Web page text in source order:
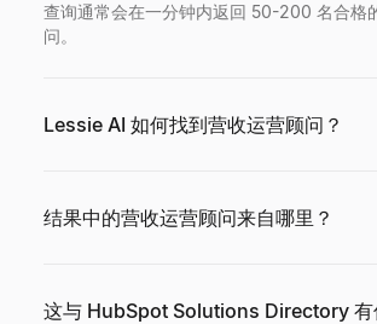
查询通常会在一分钟内返回 50-200 名合格
问。
Lessie AI 如何找到营收运营顾问？
结果中的营收运营顾问来自哪里？
这与 HubSpot Solutions Directory 有